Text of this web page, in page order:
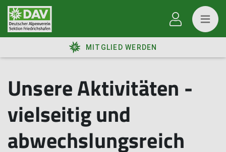
MITGLIED WERDEN
Unsere Aktivitäten -
vielseitig und
abwechslungsreich